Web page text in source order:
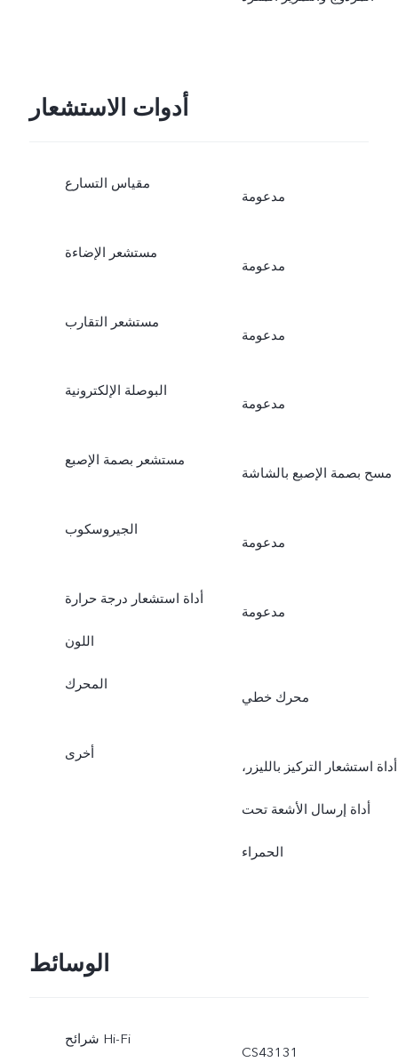
أدوات الاستشعار
مقياس التسارع
مدعومة
مستشعر الإضاءة
مدعومة
مستشعر التقارب
مدعومة
البوصلة الإلكترونية
مدعومة
مستشعر بصمة الإصبع
مسح بصمة الإصبع بالشاشة
الجيروسكوب
مدعومة
أداة استشعار درجة حرارة
اللون
مدعومة
المحرك
محرك خطي
أخرى
أداة استشعار التركيز بالليزر،
أداة إرسال الأشعة تحت
الحمراء
الوسائط
شرائح Hi-Fi
CS43131